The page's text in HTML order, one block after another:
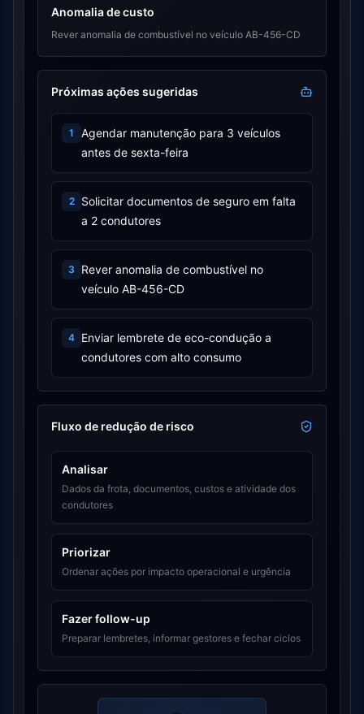
Anomalia de custo
Rever anomalia de combustível no veículo AB-456-CD
Próximas ações sugeridas
1
Agendar manutenção para 3 veículos
antes de sexta-feira
2
Solicitar documentos de seguro em falta
a 2 condutores
3
Rever anomalia de combustível no
veículo AB-456-CD
4 Enviar lembrete de eco-condução a
condutores com alto consumo
Fluxo de redução de risco
Analisar
Dados da frota, documentos, custos e atividade dos
condutores
Priorizar
Ordenar ações por impacto operacional e urgência
Fazer follow-up
Preparar lembretes, informar gestores e fechar ciclos